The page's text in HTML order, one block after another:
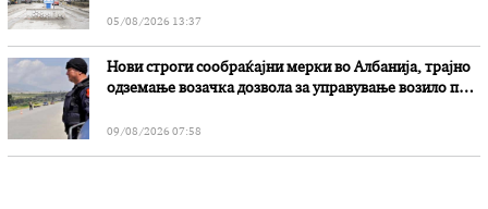
05/08/2026 13:37
Нови строги сообраќајни мерки во Aлбанија, трајно
одземање возачка дозвола за управување возило под
09/08/2026 07:58